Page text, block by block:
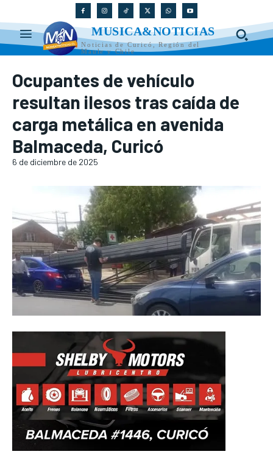
MUSICA&NOTICIAS
Noticias de Curicó, Región del
Maule y Chile
Ocupantes de vehículo
resultan ilesos tras caída de
carga metálica en avenida
Balmaceda, Curicó
6 de diciembre de 2025